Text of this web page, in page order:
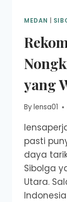
MEDAN
yang
Bylensa01
pasti
daya
Sibolga
Utara.